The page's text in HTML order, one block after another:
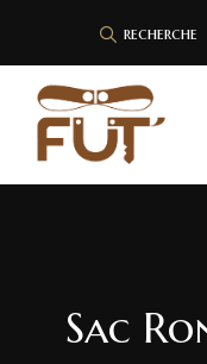
recherche
Sac